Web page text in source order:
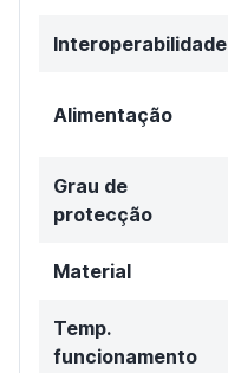
Interoperabilidade
Alimentação
Grau de
protecção
Material
Temp.
funcionamento